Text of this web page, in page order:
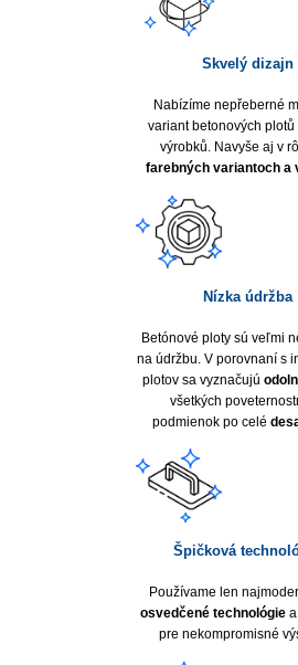
Skvelý dizajn
Nabízíme nepřeberné
variant betonových plotů
výrobků. Navyše aj v
farebných variantoch a
Nízka údržba
Betónové ploty sú veľmi
na údržbu. V porovnaní s
plotov sa vyznačujú
všetkých
podmienok po celé
Špičková
Používame len
osvedčené technológiea
pre nekompromisné